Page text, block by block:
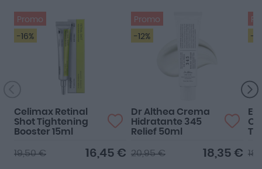
Promo
-16%
Celimax Retinal
Shot Tightening
Booster 15ml
16,45 €
19,50 €
Promo
-12%
Dr Althea Crema
Hidratante 345
Relief 50ml
18,35 €
20,95 €
-